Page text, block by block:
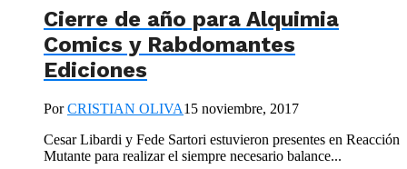
Cierre de año para Alquimia
Comics y Rabdomantes
Ediciones
PorCRISTIAN OLIVA15 noviembre, 2017
Cesar Libardi y Fede Sartori estuvieron presentes en Reacción
Mutante para realizar el siempre necesario balance...